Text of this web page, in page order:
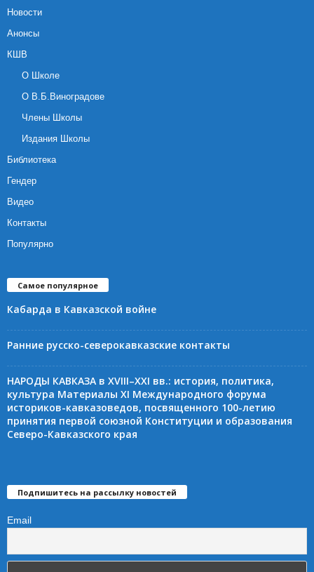
Новости
Анонсы
КШВ
О Школе
О В.Б.Виноградове
Члены Школы
Издания Школы
Библиотека
Гендер
Видео
Контакты
Популярно
Самое популярное
Кабарда в Кавказской войне
Ранние русско-северокавказские контакты
НАРОДЫ КАВКАЗА в XVIII–XXI вв.: история, политика,
культура Материалы XI Международного форума
историков-кавказоведов, посвященного 100-летию
принятия первой союзной Конституции и образования
Северо-Кавказского края
Подпишитесь на рассылку новостей
Email